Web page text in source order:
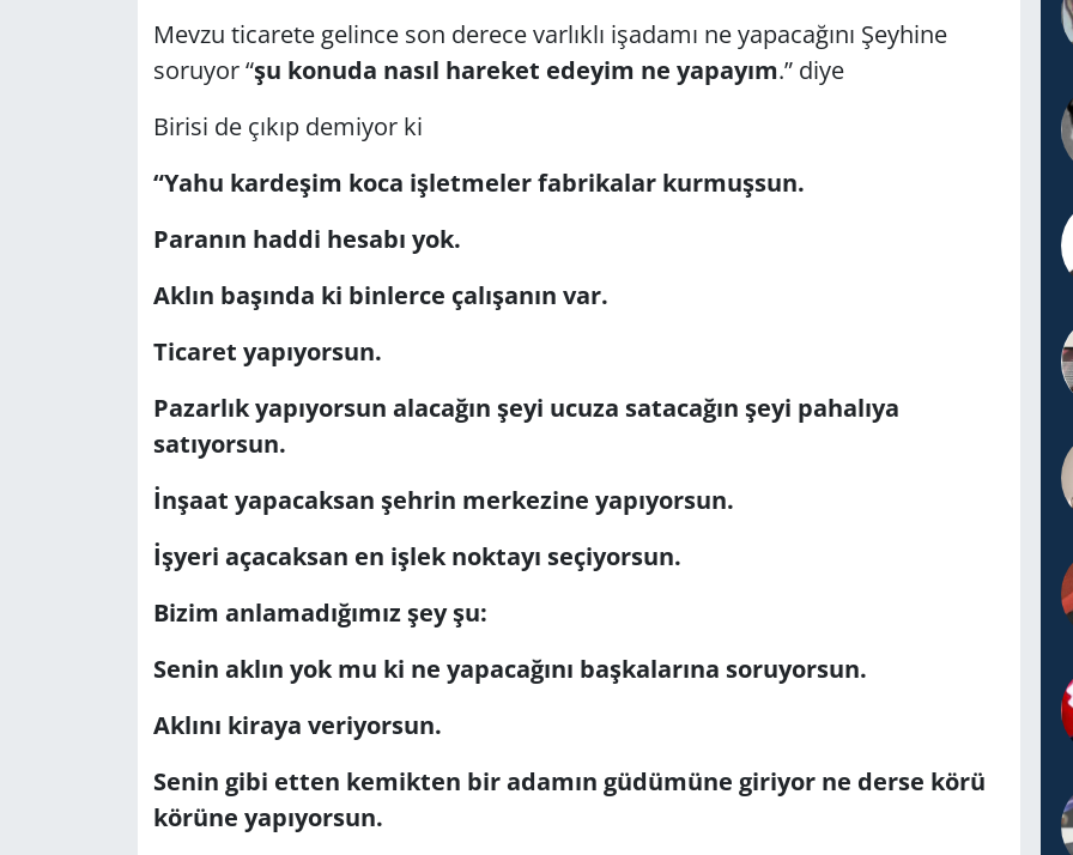
Mevzu ticarete gelince son derece varlıklı işadamı ne yapacağını Şeyhine
soruyor “şu konuda nasıl hareket edeyim ne yapayım.” diye
Birisi de çıkıp demiyor ki
“Yahu kardeşim koca işletmeler fabrikalar kurmuşsun.
Paranın haddi hesabı yok.
Aklın başında ki binlerce çalışanın var.
Ticaret yapıyorsun.
Pazarlık yapıyorsun alacağın şeyi ucuza satacağın şeyi pahalıya
satıyorsun.
İnşaat yapacaksan şehrin merkezine yapıyorsun.
İşyeri açacaksan en işlek noktayı seçiyorsun.
Bizim anlamadığımız şey şu:
Senin aklın yok mu ki ne yapacağını başkalarına soruyorsun.
Aklını kiraya veriyorsun.
Senin gibi etten kemikten bir adamın güdümüne giriyor ne derse körü
körüne yapıyorsun.